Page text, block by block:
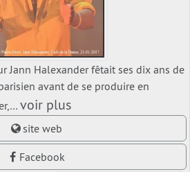
Jann Halexander fêtait ses dix ans de
avant de se produire en
voir plus
site web
Facebook